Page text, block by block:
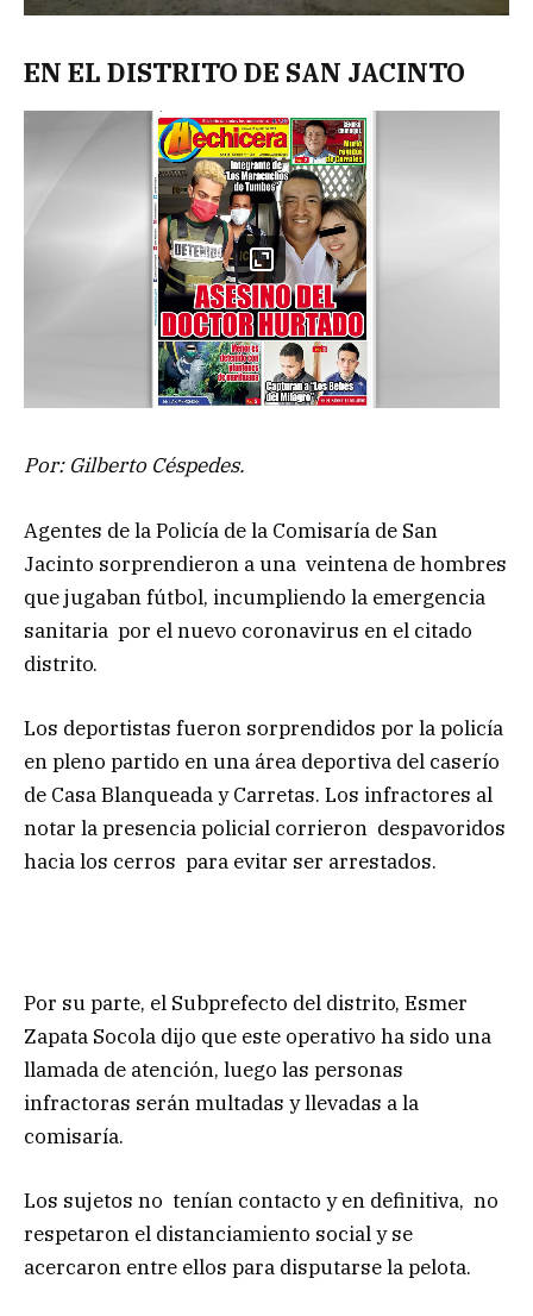
EN EL DISTRITO DE SAN JACINTO
Por: Gilberto Céspedes.
Agentes de la Policía de la Comisaría de San
Jacinto sorprendieron a una veintena de hombres
que jugaban fútbol, incumpliendo la emergencia
sanitaria por el nuevo coronavirus en el citado
distrito.
Los deportistas fueron sorprendidos por la policía
en pleno partido en una área deportiva del caserío
de Casa Blanqueada y Carretas. Los infractores al
notar la presencia policial corrieron despavoridos
hacia los cerros para evitar ser arrestados.
Por su parte, el Subprefecto del distrito, Esmer
Zapata Socola dijo que este operativo ha sido una
llamada de atención, luego las personas
infractoras serán multadas y llevadas a la
comisaría.
Los sujetos no tenían contacto y en definitiva, no
respetaron el distanciamiento social y se
acercaron entre ellos para disputarse la pelota.